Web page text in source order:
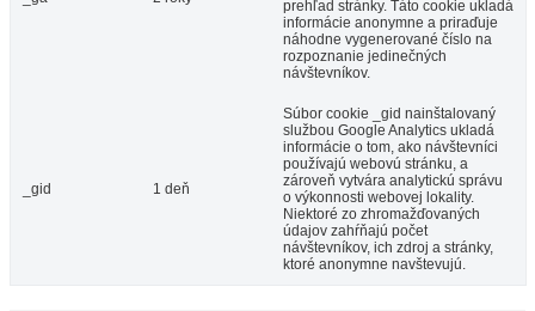
prehľad stránky. Táto cookie ukladá
informácie anonymne a priraďuje
náhodne vygenerované číslo na
rozpoznanie jedinečných
návštevníkov.
_gid 1 deň
Súbor cookie _gid nainštalovaný
službou Google Analytics ukladá
informácie o tom, ako návštevníci
používajú webovú stránku, a
zároveň vytvára analytickú správu
o výkonnosti webovej lokality.
Niektoré zo zhromažďovaných
údajov zahŕňajú počet
návštevníkov, ich zdroj a stránky,
ktoré anonymne navštevujú.